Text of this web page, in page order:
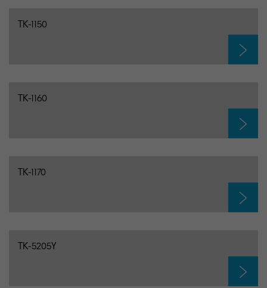
TK-1150
TK-1160
TK-1170
TK-5205Y